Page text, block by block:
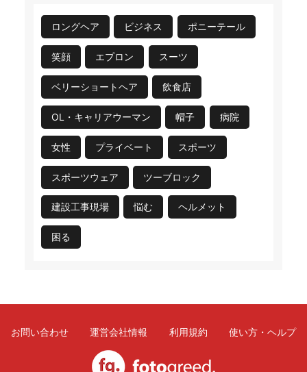
ロングヘア ビジネス ポニーテール
笑顔 エプロン スーツ
ベリーショートヘア 飲食店
OL・キャリアウーマン 帽子 病院
女性 プライベート スポーツ
スポーツウェア ツーブロック
建設工事現場 悩む ヘルメット
困る
お問い合わせ 運営会社情報 利用規約 使い方・ヘルプ